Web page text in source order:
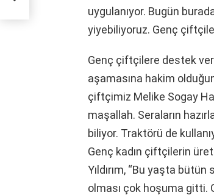
uygulanıyor. Bugün
yiyebiliyoruz. Genç
Genç çiftçilere destek
aşamasına hakim
çiftçimiz Melike Sogay
maşallah. Seraların
biliyor. Traktörü de
Genç kadın çiftçilerin
Yıldırım, “Bu yaşta
olması çok hoşuma gitti.